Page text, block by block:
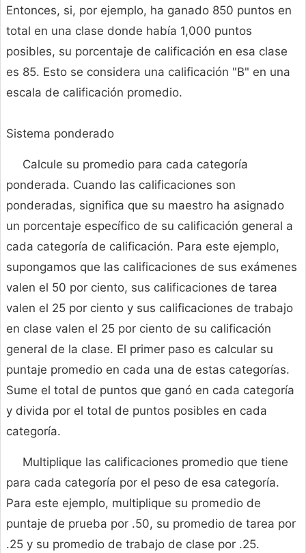
Entonces, si, por ejemplo, ha ganado 850 puntos en
total en una clase donde había 1,000 puntos
posibles, su porcentaje de calificación en esa clase
es 85. Esto se considera una calificación "B" en una
escala de calificación promedio.
Sistema ponderado
Calcule su promedio para cada categoría
ponderada. Cuando las calificaciones son
ponderadas, significa que su maestro ha asignado
un porcentaje específico de su calificación general a
cada categoría de calificación. Para este ejemplo,
supongamos que las calificaciones de sus exámenes
valen el 50 por ciento, sus calificaciones de tarea
valen el 25 por ciento y sus calificaciones de trabajo
en clase valen el 25 por ciento de su calificación
general de la clase. El primer paso es calcular su
puntaje promedio en cada una de estas categorías.
Sume el total de puntos que ganó en cada categoría
y divida por el total de puntos posibles en cada
categoría.
Multiplique las calificaciones promedio que tiene
para cada categoría por el peso de esa categoría.
Para este ejemplo, multiplique su promedio de
puntaje de prueba por .50, su promedio de tarea por
.25 y su promedio de trabajo de clase por .25.